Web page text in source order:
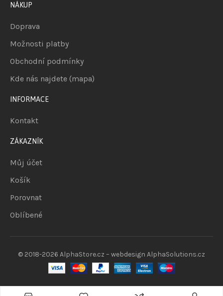
NÁKUP
Doprava
Možnosti platby
Obchodní podmínky
Kde nás najdete (mapa)
INFORMACE
Kontakt
ZÁKAZNÍK
Můj účet
Košík
Porovnat
Oblíbené
© 2018-2026 AlphaStore.cz – webdesign AlphaSolutions.cz